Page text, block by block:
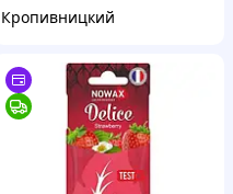
Кропивницкий